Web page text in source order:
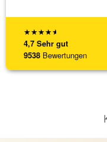
★★★★★
4,7 Sehr gut
9538 Bewertungen